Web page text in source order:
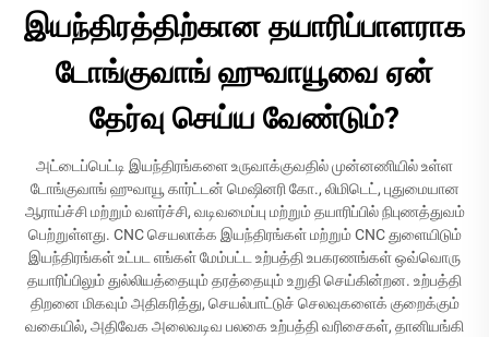
இயந்திரத்திற்கான தயாரிப்பாளராக
டோங்குவாங் ஹுவாயூவை ஏன்
தேர்வு செய்ய வேண்டும்?
அட்டைப்பெட்டி இயந்திரங்களை உருவாக்குவதில் முன்னணியில் உள்ள
டோங்குவாங் ஹுவாயூ கார்ட்டன் மெஷினரி கோ., லிமிடெட், புதுமையான
ஆராய்ச்சி மற்றும் வளர்ச்சி, வடிவமைப்பு மற்றும் தயாரிப்பில் நிபுணத்துவம்
பெற்றுள்ளது. CNC செயலாக்க இயந்திரங்கள் மற்றும் CNC துளையிடும்
இயந்திரங்கள் உட்பட எங்கள் மேம்பட்ட உற்பத்தி உபகரணங்கள் ஒவ்வொரு
தயாரிப்பிலும் துல்லியத்தையும் தரத்தையும் உறுதி செய்கின்றன. உற்பத்தி
திறனை மிகவும் அதிகரித்து, செயல்பாட்டுச் செலவுகளைக் குறைக்கும்
வகையில், அதிவேக அலைவடிவ பலகை உற்பத்தி வரிசைகள், தானியங்கி